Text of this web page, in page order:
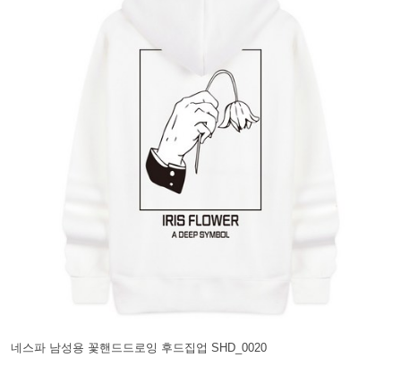
네스파 남성용 꽃핸드드로잉 후드집업 SHD_0020